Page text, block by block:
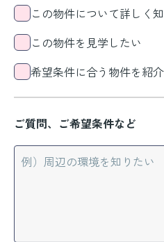
この物件について詳しく
この物件を見学したい
希望条件に合う物件を紹
ご質問、ご希望条件など